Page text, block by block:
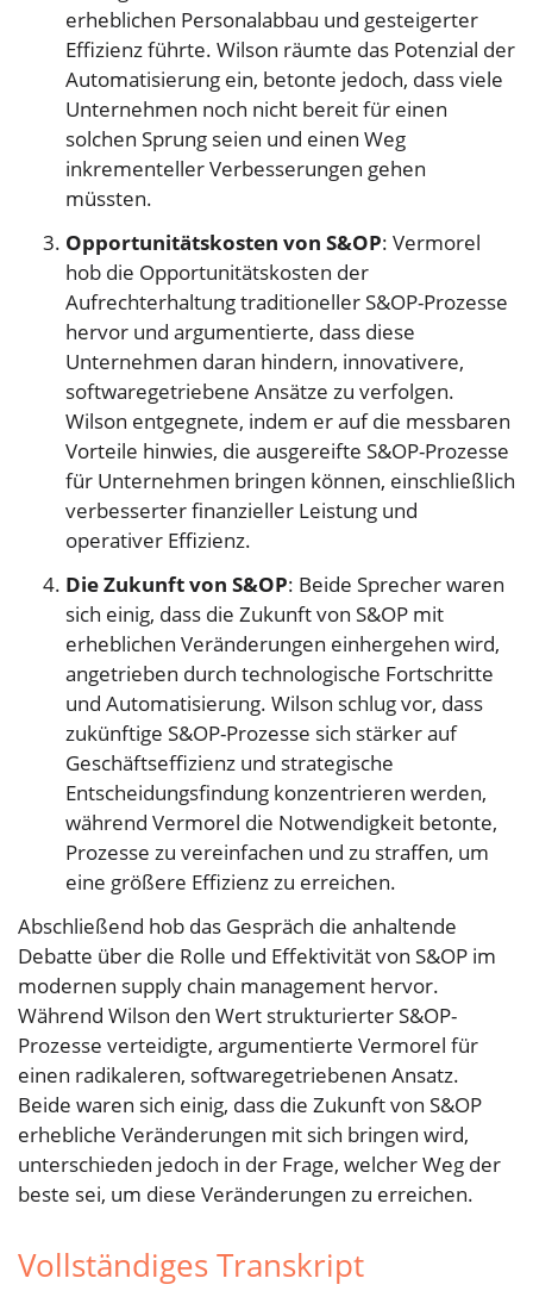
erheblichen Personalabbau und gesteigerter
Effizienz führte. Wilson räumte das Potenzial der
Automatisierung ein, betonte jedoch, dass viele
Unternehmen noch nicht bereit für einen
solchen Sprung seien und einen Weg
inkrementeller Verbesserungen gehen
müssten.
Opportunitätskosten von S&OP: Vermorel
hob die Opportunitätskosten der
Aufrechterhaltung traditioneller S&OP-Prozesse
hervor und argumentierte, dass diese
Unternehmen daran hindern, innovativere,
softwaregetriebene Ansätze zu verfolgen.
Wilson entgegnete, indem er auf die messbaren
Vorteile hinwies, die ausgereifte S&OP-Prozesse
für Unternehmen bringen können, einschließlich
verbesserter finanzieller Leistung und
operativer Effizienz.
Die Zukunft von S&OP: Beide Sprecher waren
sich einig, dass die Zukunft von S&OP mit
erheblichen Veränderungen einhergehen wird,
angetrieben durch technologische Fortschritte
und Automatisierung. Wilson schlug vor, dass
zukünftige S&OP-Prozesse sich stärker auf
Geschäftseffizienz und strategische
Entscheidungsfindung konzentrieren werden,
während Vermorel die Notwendigkeit betonte,
Prozesse zu vereinfachen und zu straffen, um
eine größere Effizienz zu erreichen.
Abschließend hob das Gespräch die anhaltende
Debatte über die Rolle und Effektivität von S&OP im
modernen supply chain management hervor.
Während Wilson den Wert strukturierter S&OP-
Prozesse verteidigte, argumentierte Vermorel für
einen radikaleren, softwaregetriebenen Ansatz.
Beide waren sich einig, dass die Zukunft von S&OP
erhebliche Veränderungen mit sich bringen wird,
unterschieden jedoch in der Frage, welcher Weg der
beste sei, um diese Veränderungen zu erreichen.
Vollständiges Transkript